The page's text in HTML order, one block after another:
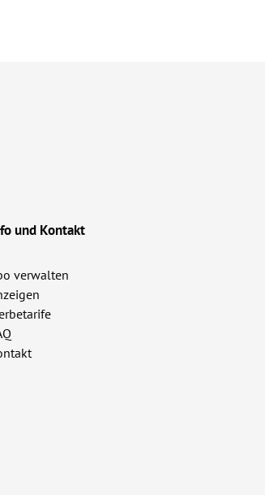
und Kontakt
verwalten